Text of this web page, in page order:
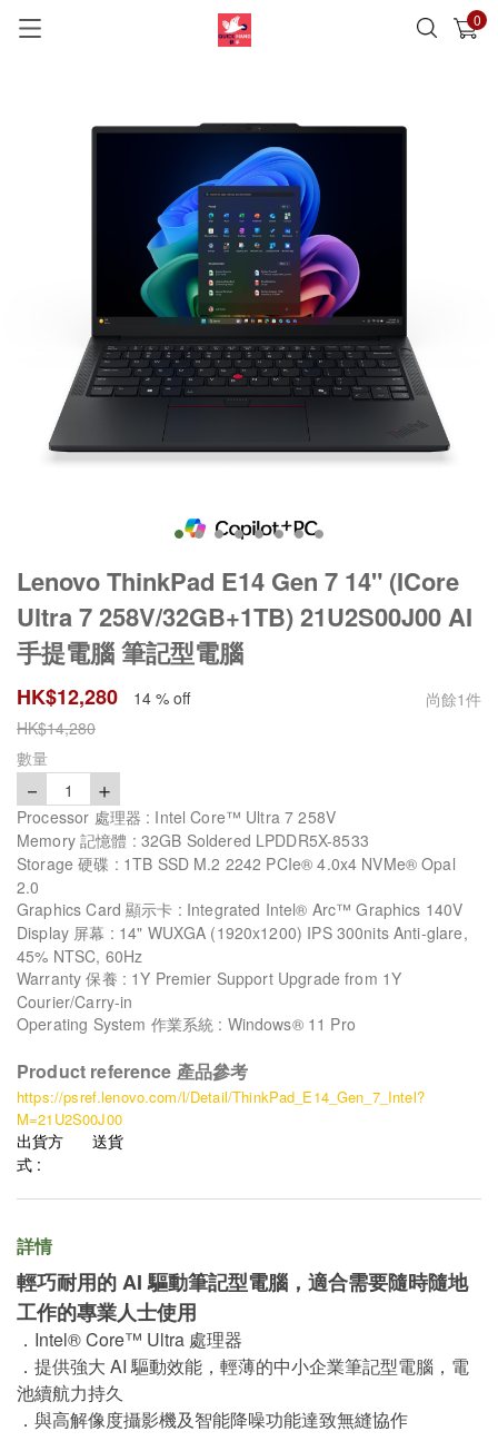
0
已加入購物車 查看
Lenovo ThinkPad E14 Gen 7 14" (ICore
Ultra 7 258V/32GB+1TB) 21U2S00J00 AI
手提電腦 筆記型電腦
HK$12,280 14 % off 尚餘1件
HK$14,280
數量
－ 1 ＋
Processor 處理器 : Intel Core™ Ultra 7 258V
Memory 記憶體 : 32GB Soldered LPDDR5X-8533
Storage 硬碟 : 1TB SSD M.2 2242 PCIe® 4.0x4 NVMe® Opal
2.0
Graphics Card 顯示卡 : Integrated Intel® Arc™ Graphics 140V
Display 屏幕 : 14" WUXGA (1920x1200) IPS 300nits Anti-glare,
45% NTSC, 60Hz
Warranty 保養 : 1Y Premier Support Upgrade from 1Y
Courier/Carry-in
Operating System 作業系統 : Windows® 11 Pro
Product reference 產品參考
https://psref.lenovo.com/l/Detail/ThinkPad_E14_Gen_7_Intel?
M=21U2S00J00
出貨方
式 :
送貨
詳情
輕巧耐用的 AI 驅動筆記型電腦，適合需要隨時隨地
工作的專業人士使用
．Intel® Core™ Ultra 處理器
．提供強大 AI 驅動效能，輕薄的中小企業筆記型電腦，電
池續航力持久
．與高解像度攝影機及智能降噪功能達致無縫協作